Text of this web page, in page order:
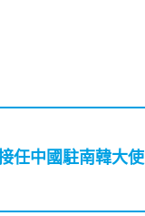
任中國駐南韓大使